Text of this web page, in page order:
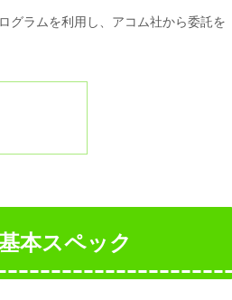
グラムを利用し、アコム社から委託を
本スペック